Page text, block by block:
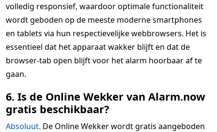
volledig responsief, waardoor optimale functionaliteit
wordt geboden op de meeste moderne smartphones
en tablets via hun respectievelijke webbrowsers. Het is
essentieel dat het apparaat wakker blijft en dat de
browser-tab open blijft voor het alarm hoorbaar af te
gaan.
6. Is de Online Wekker van Alarm.now
gratis beschikbaar?
Absoluut. De Online Wekker wordt gratis aangeboden